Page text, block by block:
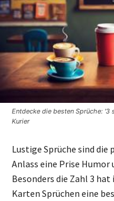
Entdecke die besten Sprüche: '3
Kurier
Lustige Sprüche sind
Anlass eine Prise Humor
Besonders die Zahl 3
Karten Sprüchen eine